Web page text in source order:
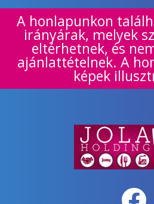
A honlapunkon
irányárak, melyek
eltérhetnek, és
ajánlattételnek. A
képek